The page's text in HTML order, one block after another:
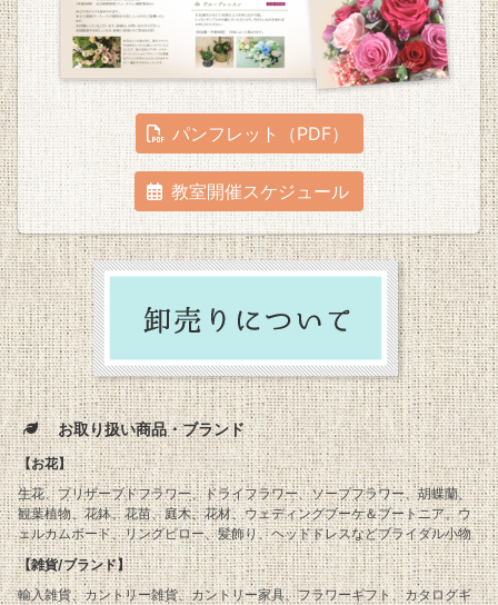
パンフレット（PDF）
教室開催スケジュール
お取り扱い商品・ブランド
【お花】
生花、プリザーブドフラワー、ドライフラワー、ソープフラワー、胡蝶蘭、
観葉植物、花鉢、花苗、庭木、花材、ウェディングブーケ＆ブートニア、ウ
ェルカムボード、リングピロー、髪飾り、ヘッドドレスなどブライダル小物
【雑貨/ブランド】
輸入雑貨、カントリー雑貨、カントリー家具、フラワーギフト、カタログギ